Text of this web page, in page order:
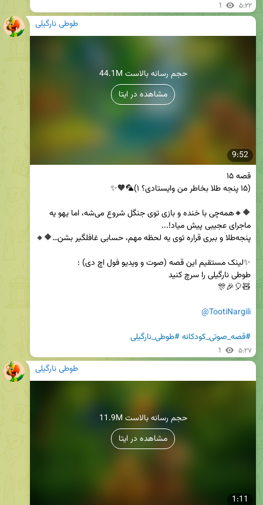
1 ۵:۲۲
طوطی نارگیلی
9:52
44.1M حجم رسانه بالاست
مشاهده در ایتا
@TootiNargili
#قصه_صوتی_کودکانه#طوطی_نارگیلی
1 ۵:۲۷
طوطی نارگیلی
1:11
11.9M حجم رسانه بالاست
مشاهده در ایتا